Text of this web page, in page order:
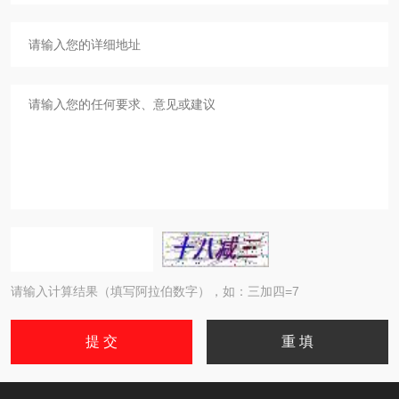
请输入计算结果（填写阿拉伯数字），如：三加四=7